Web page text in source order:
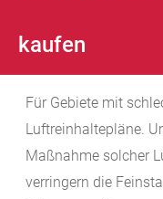
kaufen
Für Gebiete mit
Luftreinhaltepläne.
Maßnahme solcher
verringern die